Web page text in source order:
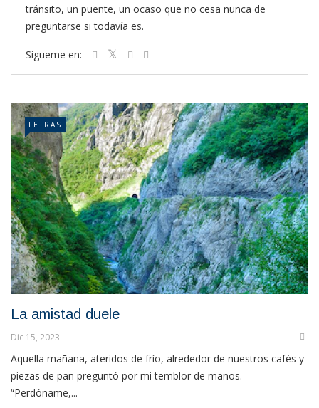
tránsito, un puente, un ocaso que no cesa nunca de
preguntarse si todavía es.
Sigueme en:
LETRAS
La amistad duele
Dic 15, 2023
Aquella mañana, ateridos de frío, alrededor de nuestros cafés y
piezas de pan preguntó por mi temblor de manos.
“Perdóname,...